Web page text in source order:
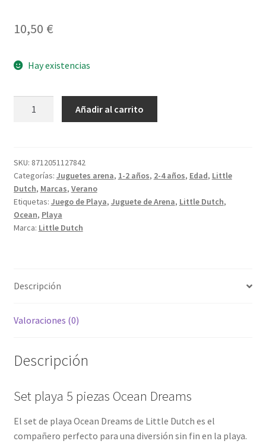
10,50 €
Hay existencias
Ocean
Dreams
cantidad
Añadir al carrito
SKU: 8712051127842
Categorías: Juguetes arena, 1-2 años, 2-4 años, Edad, Little
Dutch, Marcas, Verano
Etiquetas: Juego de Playa, Juguete de Arena, Little Dutch,
Ocean, Playa
Marca: Little Dutch
Descripción
Valoraciones (0)
Descripción
Set playa 5 piezas Ocean Dreams
El set de playa Ocean Dreams de Little Dutch es el
compañero perfecto para una diversión sin fin en la playa.